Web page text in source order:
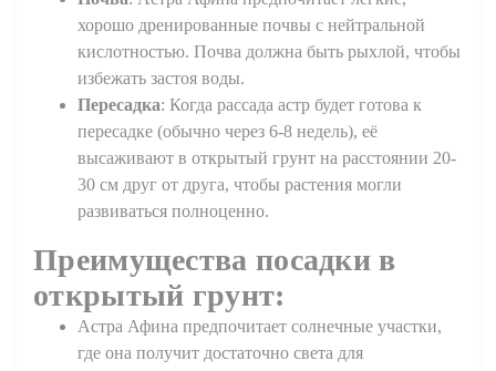
хорошо дренированные почвы с нейтральной
кислотностью. Почва должна быть рыхлой, чтобы
избежать застоя воды.
Пересадка: Когда рассада астр будет готова к
пересадке (обычно через 6-8 недель), её
высаживают в открытый грунт на расстоянии 20-
30 см друг от друга, чтобы растения могли
развиваться полноценно.
Преимущества посадки в
открытый грунт:
Астра Афина предпочитает солнечные участки,
где она получит достаточно света для